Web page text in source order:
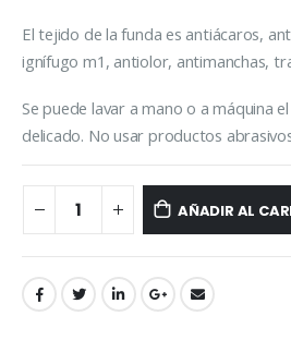
El tejido de la funda es antiácaros,
ignífugo m1, antiolor, antimanchas,
Se puede lavar a mano o a máquina
delicado. No usar productos
AÑADIR AL